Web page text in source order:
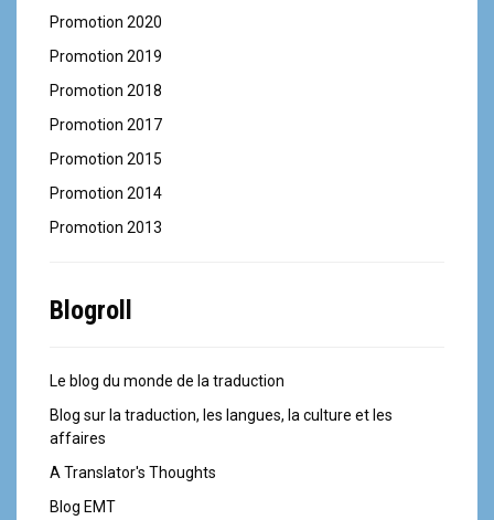
Promotion 2020
Promotion 2019
Promotion 2018
Promotion 2017
Promotion 2015
Promotion 2014
Promotion 2013
Blogroll
Le blog du monde de la traduction
Blog sur la traduction, les langues, la culture et les
affaires
A Translator's Thoughts
Blog EMT